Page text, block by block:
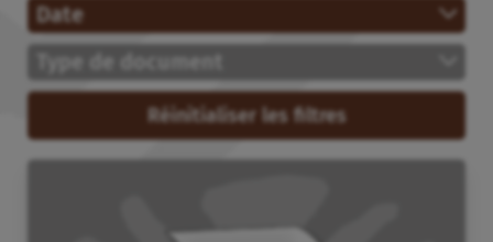
Date
Type de document
Réinitialiser les filtres